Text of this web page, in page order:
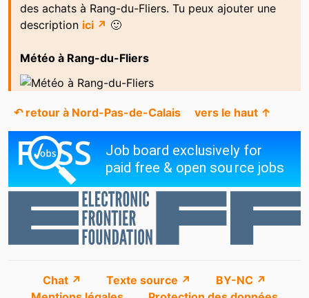
des achats à Rang-du-Fliers. Tu peux ajouter une
description ici ↗ 🙂
Météo à Rang-du-Fliers
↶ retour à Nord-Pas-de-Calais vers le haut ↑
Chat ↗ Texte source ↗
BY-NC ↗